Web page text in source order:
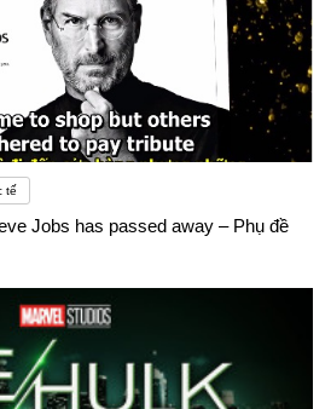
tế
Jobs has passed away – Phụ đề